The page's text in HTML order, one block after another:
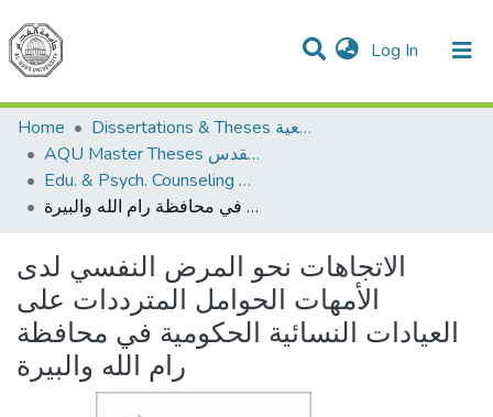
Log In (current)
Communities & Collections
All of DSpace
Home
Dissertations & Theses الرسائل الجامعية
AQU Master Theses الرسائل الجامعية الخاصة بجامعة القدس
Edu. & Psych. Counseling الإرشاد النفسي والتربوي
الاتجاهات نحو المرض النفسي لدى الأمهات الحوامل المترددات على العيادات النسائية الحكومية في محافظة رام الله والبيرة
الاتجاهات نحو المرض النفسي لدى
الأمهات الحوامل المترددات على
العيادات النسائية الحكومية في محافظة
رام الله والبيرة